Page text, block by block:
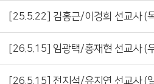
[25.5.22] 김홍근/이경희 선교사 (
[26.5.15] 임광택/홍재현 선교사 (
[26.5.15] 전지석/유지연 선교사 (